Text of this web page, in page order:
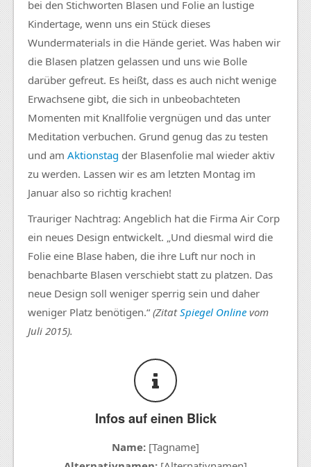
bei den Stichworten Blasen und Folie an lustige
Kindertage, wenn uns ein Stück dieses
Wundermaterials in die Hände geriet. Was haben wir
die Blasen platzen gelassen und uns wie Bolle
darüber gefreut. Es heißt, dass es auch nicht wenige
Erwachsene gibt, die sich in unbeobachteten
Momenten mit Knallfolie vergnügen und das unter
Meditation verbuchen. Grund genug das zu testen
und am Aktionstag der Blasenfolie mal wieder aktiv
zu werden. Lassen wir es am letzten Montag im
Januar also so richtig krachen!
Trauriger Nachtrag: Angeblich hat die Firma Air Corp
ein neues Design entwickelt. „Und diesmal wird die
Folie eine Blase haben, die ihre Luft nur noch in
benachbarte Blasen verschiebt statt zu platzen. Das
neue Design soll weniger sperrig sein und daher
weniger Platz benötigen.“ (ZitatSpiegel Online vom
Juli 2015).
Infos auf einen Blick
Name: [Tagname]